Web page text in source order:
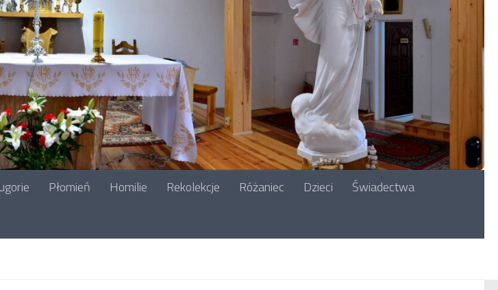
Płomień Homilie Rekolekcje Różaniec Dzieci
Świadectwa